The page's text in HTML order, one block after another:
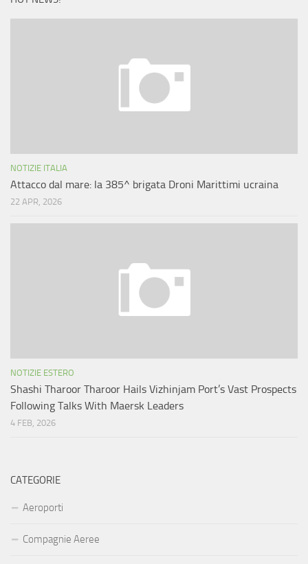
NOTIZIE ITALIA
Attacco dal mare: la 385^ brigata Droni Marittimi ucraina
22 APR, 2026
NOTIZIE ESTERO
Shashi Tharoor Tharoor Hails Vizhinjam Port’s Vast Prospects
Following Talks With Maersk Leaders
4 FEB, 2026
CATEGORIE
Aeroporti
Compagnie Aeree